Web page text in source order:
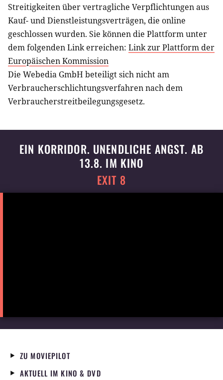
Streitigkeiten über vertragliche Verpflichtungen aus
Kauf- und Dienstleistungsverträgen, die online
geschlossen wurden. Sie können die Plattform unter
dem folgenden Link erreichen: Link zur Plattform der
Europäischen Kommission
Die Webedia GmbH beteiligt sich nicht am
Verbraucherschlichtungsverfahren nach dem
Verbraucherstreitbeilegungsgesetz.
EIN KORRIDOR. UNENDLICHE ANGST. AB
13.8. IM KINO
EXIT 8
ZU MOVIEPILOT
AKTUELL IM KINO & DVD